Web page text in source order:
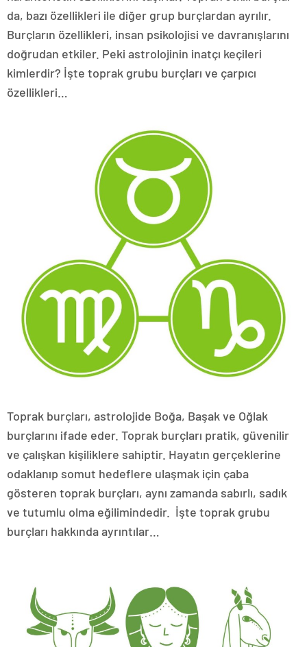
da, bazı özellikleri ile diğer grup burçlardan ayrılır.
Burçların özellikleri, insan psikolojisi ve davranışlarını
doğrudan etkiler. Peki astrolojinin inatçı keçileri
kimlerdir? İşte toprak grubu burçları ve çarpıcı
özellikleri…
Toprak burçları, astrolojide Boğa, Başak ve Oğlak
burçlarını ifade eder. Toprak burçları pratik, güvenilir
ve çalışkan kişiliklere sahiptir. Hayatın gerçeklerine
odaklanıp somut hedeflere ulaşmak için çaba
gösteren toprak burçları, aynı zamanda sabırlı, sadık
ve tutumlu olma eğilimindedir. İşte toprak grubu
burçları hakkında ayrıntılar…